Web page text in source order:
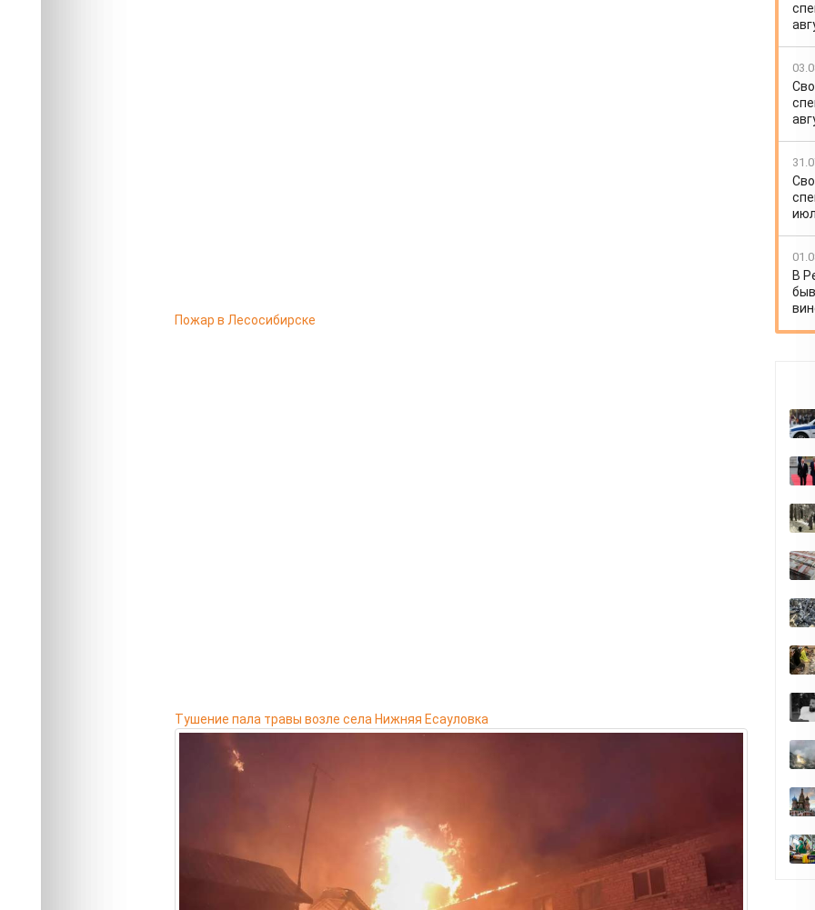
Пожар в Лесосибирске
Тушение пала травы возле села Нижняя Есауловка
В